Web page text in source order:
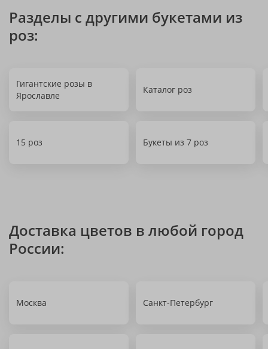
Разделы с другими букетами из
роз:
Гигантские розы в
Ярославле
Каталог роз
15 роз Букеты из 7 роз
Доставка цветов в любой город
России:
Москва Санкт-Петербург